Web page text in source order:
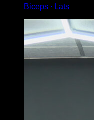
Biceps ∙ Lats